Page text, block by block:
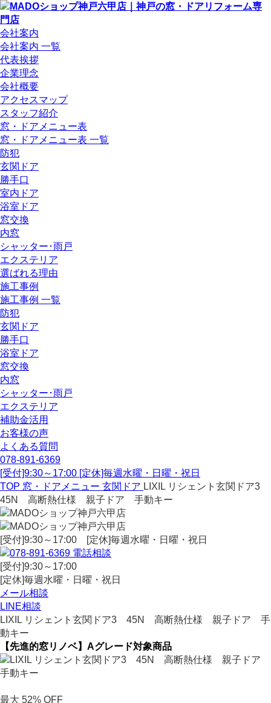
会社案内
会社案内 一覧
代表挨拶
企業理念
会社概要
アクセスマップ
スタッフ紹介
窓・ドアメニュー表
窓・ドアメニュー表 一覧
防犯
玄関ドア
勝手口
室内ドア
浴室ドア
窓交換
内窓
シャッター･雨戸
エクステリア
選ばれる理由
施工事例
施工事例 一覧
防犯
玄関ドア
勝手口
浴室ドア
窓交換
内窓
シャッター･雨戸
エクステリア
補助金活用
お客様の声
よくある質問
078-891-6369
[受付]9:30～17:00 [定休]毎週水曜・日曜・祝日
TOP 窓・ドアメニュー 玄関ドア LIXIL リシェント玄関ドア3
45N 高断熱仕様 親子ドア 手動キー
[受付]9:30～17:00 [定休]毎週水曜・日曜・祝日
電話相談
[受付]9:30～17:00
[定休]毎週水曜・日曜・祝日
メール相談
LINE相談
LIXIL リシェント玄関ドア3 45N 高断熱仕様 親子ドア 手
動キー
【先進的窓リノベ】Aグレード対象商品
最大 52% OFF